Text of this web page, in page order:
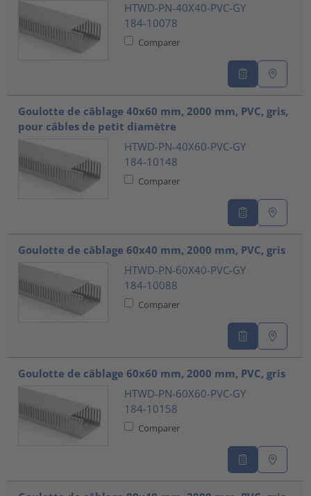
HTWD-PN-40X40-PVC-GY
184-10078
Comparer
Goulotte de câblage 40x60 mm, 2000 mm, PVC, gris,
pour câbles de petit diamètre
HTWD-PN-40X60-PVC-GY
184-10148
Comparer
Goulotte de câblage 60x40 mm, 2000 mm, PVC, gris
HTWD-PN-60X40-PVC-GY
184-10088
Comparer
Goulotte de câblage 60x60 mm, 2000 mm, PVC, gris
HTWD-PN-60X60-PVC-GY
184-10158
Comparer